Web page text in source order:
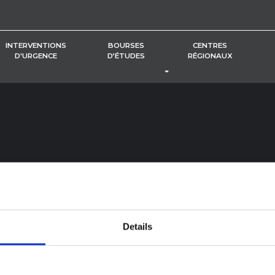
Details
INTERVENTIONS
D'URGENCE
BOURSES
D’ÉTUDES
CENTRES
RÉGIONAUX
BASCULER LE MENU